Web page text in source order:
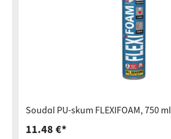
Soudal PU-skum FLEXIFOAM, 750 ml
11.48 €*